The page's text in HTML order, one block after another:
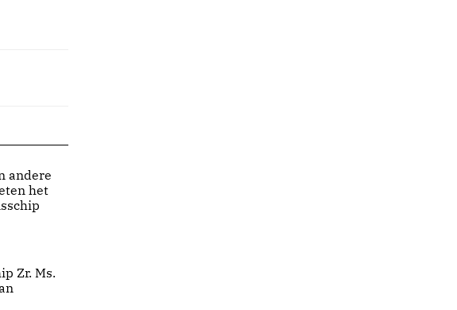
andere
het
Zr. Ms.